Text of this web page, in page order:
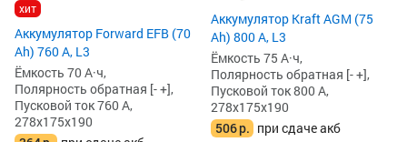
хит
Аккумулятор Forward EFB (70
Ah) 760 А, L3
Ёмкость 70 А·ч,
Полярность обратная [- +],
Пусковой ток 760 А,
278x175x190
Аккумулятор Kraft AGM (75
Ah) 800 А, L3
Ёмкость 75 А·ч,
Полярность обратная [- +],
Пусковой ток 800 А,
278x175x190
506р. при сдаче акб